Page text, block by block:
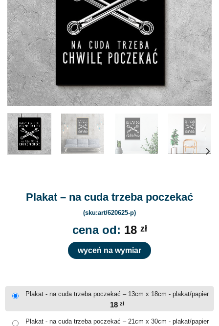
Plakat – na cuda trzeba poczekać
(sku:art/620625-p)
cena od: 18 zł
wyceń na wymiar
Plakat - na cuda trzeba poczekać – 13cm x 18cm - plakat/papier
18 zł
Plakat - na cuda trzeba poczekać – 21cm x 30cm - plakat/papier